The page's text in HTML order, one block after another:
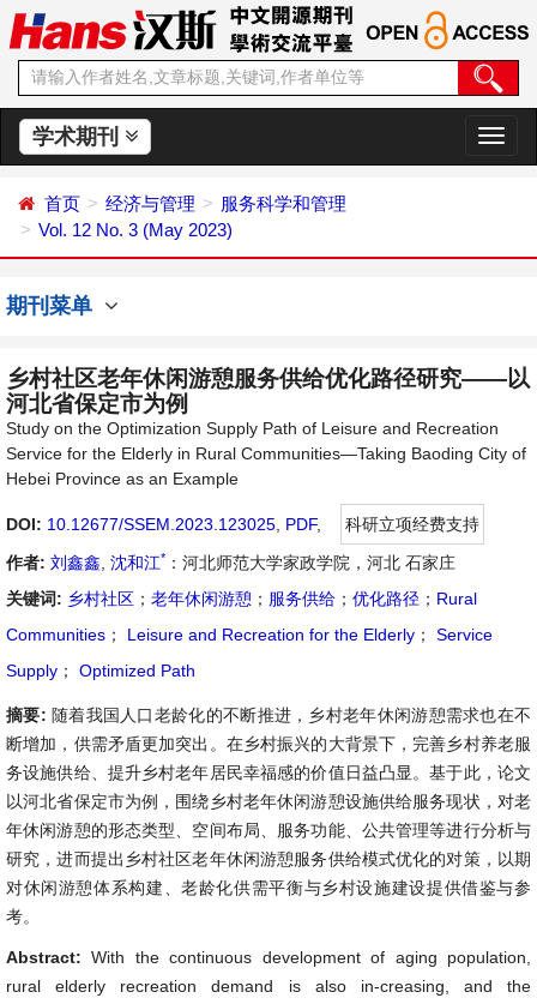
学术期刊
切
换
首页 经济与管理
服务科学和管理
Vol. 12 No. 3 (May 2023)
期刊菜单
乡村社区老年休闲游憩服务供给优化路径研究——以
河北省保定市为例
Study on the Optimization Supply Path of Leisure and Recreation
Service for the Elderly in Rural Communities—Taking Baoding City of
Hebei Province as an Example
DOI: 10.12677/SSEM.2023.123025 PDF,
科研立项经费支持
作者: 刘鑫鑫 沈和江* ：河北师范大学家政学院，河北 石家庄
关键词: 乡村社区 ； 老年休闲游憩 ； 服务供给 ； 优化路径 ； Rural
Communities ； Leisure and Recreation for the Elderly ；
Service
Supply ； Optimized Path
摘要: 随着我国人口老龄化的不断推进，乡村老年休闲游憩需求也在不
断增加，供需矛盾更加突出。在乡村振兴的大背景下，完善乡村养老服
务设施供给、提升乡村老年居民幸福感的价值日益凸显。基于此，论文
以河北省保定市为例，围绕乡村老年休闲游憩设施供给服务现状，对老
年休闲游憩的形态类型、空间布局、服务功能、公共管理等进行分析与
研究，进而提出乡村社区老年休闲游憩服务供给模式优化的对策，以期
对休闲游憩体系构建、老龄化供需平衡与乡村设施建设提供借鉴与参
考。
Abstract:With the continuous development of aging population,
rural elderly recreation demand is also in-creasing, and the